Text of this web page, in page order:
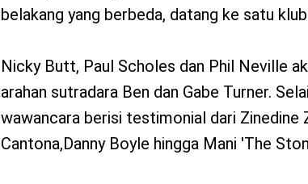
belakang yang berbeda, datang ke satu
Nicky Butt, Paul Scholes dan Phil Neville
arahan sutradara Ben dan Gabe Turner.
wawancara berisi testimonial dari Zinedine
Cantona,Danny Boyle hingga Mani 'The